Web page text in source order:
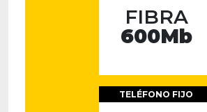
FIBRA
600Mb
TELÉFONO FIJO